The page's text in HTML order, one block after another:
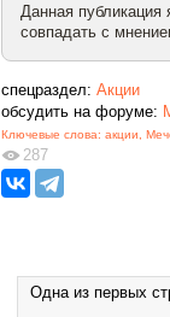
Данная
совпадать с
спецраздел: Акции
обсудить на форуме:
Ключевые слова: акции
287
Одна из первых